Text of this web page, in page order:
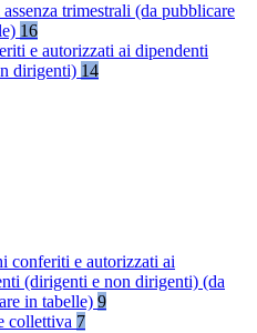
assenza trimestrali (da pubblicare
16
e autorizzati ai dipendenti
dirigenti) 14
conferiti e autorizzati ai
(dirigenti e non dirigenti) (da
in tabelle) 9
collettiva 7